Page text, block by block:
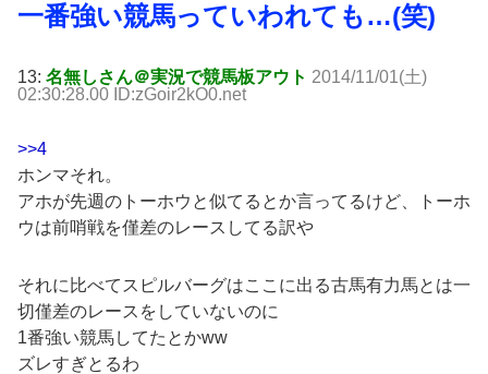
一番強い競馬っていわれても…(笑)
13: 名無しさん＠実況で競馬板アウト 2014/11/01(土)
02:30:28.00 ID:zGoir2kO0.net
>>4
ホンマそれ。
アホが先週のトーホウと似てるとか言ってるけど、トーホ
ウは前哨戦を僅差のレースしてる訳や
それに比べてスピルバーグはここに出る古馬有力馬とは一
切僅差のレースをしていないのに
1番強い競馬してたとかww
ズレすぎとるわ